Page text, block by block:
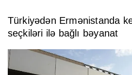
Türkiyədən Ermənistanda
seçkiləri ilə bağlı bəyanat